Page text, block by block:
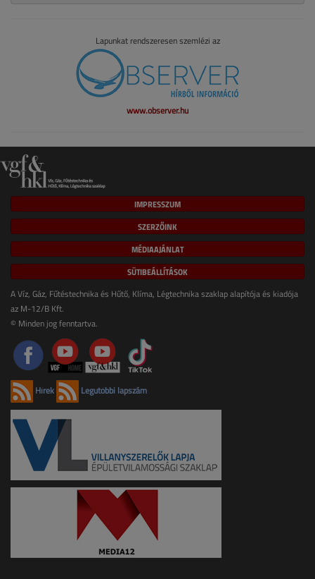
Lapunkat rendszeresen szemlézi az
www.observer.hu
IMPRESSZUM
SZERZŐINK
MÉDIAAJÁNLAT
SÜTIBEÁLLÍTÁSOK
A Víz, Gáz, Fűtéstechnika és Hűtő, Klíma, Légtechnika szaklap alapítója és kiadója
az M-12/B Kft.
© Minden jog fenntartva.
Hírek Legutóbbi lapszám